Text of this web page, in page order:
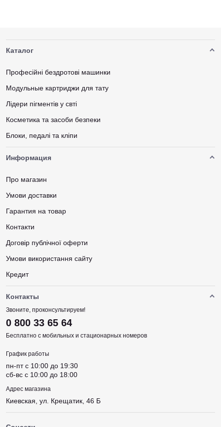
Каталог
Професійні бездротові машинки
Модульные картриджи для тату
Лідери пігментів у свті
Косметика та засоби безпеки
Блоки, педалі та кліпи
Информация
Про магазин
Умови доставки
Гарантия на товар
Контакти
Договір публічної оферти
Умови використання сайту
Кредит
Контакты
Звоните, проконсультируем!
0 800 33 65 64
Бесплатно с мобильных и стационарных номеров
График работы
пн-пт c 10:00 до 19:30
сб-вс c 10:00 до 18:00
Адрес магазина
Киевская, ул. Крещатик, 46 Б